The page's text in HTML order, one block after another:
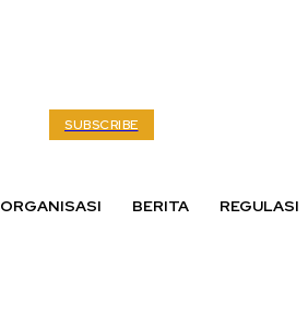
SUBSCRIBE
ORGANISASI BERITA REGULASI